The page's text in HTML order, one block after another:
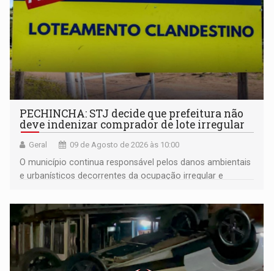
PECHINCHA: STJ decide que prefeitura não
deve indenizar comprador de lote irregular
Geral 09 de Agosto de 2026 às 10:00
O município continua responsável pelos danos ambientais
e urbanísticos decorrentes da ocupação irregular e